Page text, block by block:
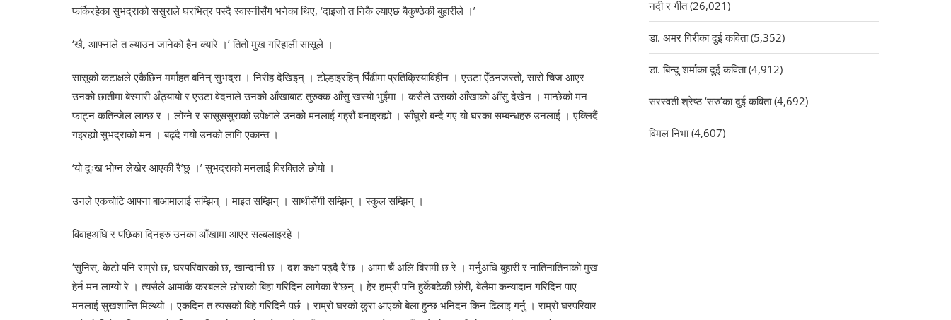
फर्किरहेका सुभद्राको ससुराले घरभित्र पस्दै स्वास्नीसँग भनेका थिए, ‘दाइजो त निकै ल्याएछ बैकुण्ठेकी बुहारीले ।’
‘खै, आफ्नाले त ल्याउन जानेको हैन क्यारे ।’ तितो मुख गरिहाली सासूले ।
सासूको कटाक्षले एकैछिन मर्माहत बनिन् सुभद्रा । निरीह देखिइन् । टोल्हाइरहिन् पिँढीमा प्रतिक्रियाविहीन । एउटा ऐँठनजस्तो, सारो चिज आएर
उनको छातीमा बेस्मारी अँठ्यायो र एउटा वेदनाले उनको आँखाबाट तुरुक्क आँसु खस्यो भुइँमा । कसैले उसको आँखाको आँसु देखेन । मान्छेको मन
फाट्न कतिन्जेल लाग्छ र । लोग्ने र सासूससुराको उपेक्षाले उनको मनलाई गह्रौं बनाइरह्यो । साँघुरो बन्दै गए यो घरका सम्बन्धहरु उनलाई । एक्लिदैं
गइरह्यो सुभद्राको मन । बढ्दै गयो उनको लागि एकान्त ।
‘यो दुःख भोग्न लेखेर आएकी रै’छु ।’ सुभद्राको मनलाई विरक्तिले छोयो ।
उनले एकचोटि आफ्ना बाआमालाई सम्झिन् । माइत सम्झिन् । साथीसँगी सम्झिन् । स्कुल सम्झिन् ।
विवाहअघि र पछिका दिनहरु उनका आँखामा आएर सल्बलाइरहे ।
‘सुनिस्, केटो पनि राम्रो छ, घरपरिवारको छ, खान्दानी छ । दश कक्षा पढ्दै रै’छ । आमा चैं अलि बिरामी छ रे । मर्नुअघि बुहारी र नातिनातिनाको मुख
हेर्न मन लाग्यो रे । त्यसैले आमाकै करबलले छोराको बिहा गरिदिन लागेका रै’छन् । हेर हाम्री पनि हुर्केबढेकी छोरी, बेलैमा कन्यादान गरिदिन पाए
मनलाई सुखशान्ति मिल्थ्यो । एकदिन त त्यसको बिहे गरिदिनै पर्छ । राम्रो घरको कुरा आएको बेला हुन्छ भनिदन किन ढिलाइ गर्नु । राम्रो घरपरिवार
नदी र गीत (26,021)
डा. अमर गिरीका दुई कविता (5,352)
डा. बिन्दु शर्माका दुई कविता (4,912)
सरस्वती श्रेष्ठ ‘सरु’का दुई कविता (4,692)
विमल निभा (4,607)